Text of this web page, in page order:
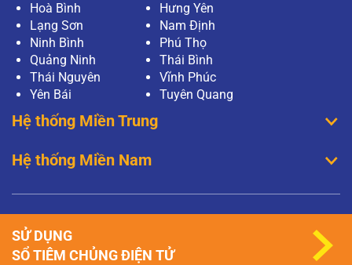
Hoà Bình
Hưng Yên
Lạng Sơn
Nam Định
Ninh Bình
Phú Thọ
Quảng Ninh
Thái Bình
Thái Nguyên
Vĩnh Phúc
Yên Bái
Tuyên Quang
Hệ thống Miền Trung
Hệ thống Miền Nam
SỬ DỤNG
SỔ TIÊM CHỦNG ĐIỆN TỬ